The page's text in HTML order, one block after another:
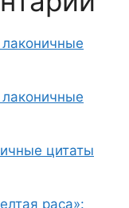
цитаты
раса»: